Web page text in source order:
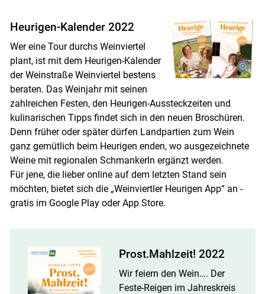
Skip to main content
Heurigen-Kalender 2022
Wer eine Tour durchs Weinviertel
plant, ist mit dem Heurigen-Kalender
der Weinstraße Weinviertel bestens
beraten. Das Weinjahr mit seinen
zahlreichen Festen, den Heurigen-Aussteckzeiten und
kulinarischen Tipps findet sich in den neuen Broschüren.
Denn früher oder später dürfen Landpartien zum Wein
ganz gemütlich beim Heurigen enden, wo ausgezeichnete
Weine mit regionalen Schmankerln ergänzt werden.
Für jene, die lieber online auf dem letzten Stand sein
möchten, bietet sich die „Weinviertler Heurigen App“ an -
gratis im Google Play oder App Store.
Prost.Mahlzeit! 2022
Wir feiern den Wein…. Der
Feste-Reigen im Jahreskreis